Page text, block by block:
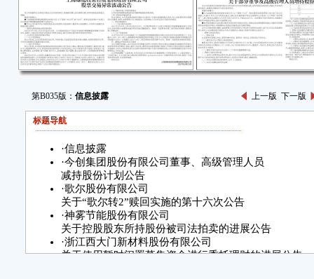
第B035版： 信息披露 上一版 下一版
标题导航
·信息披露
·今创集团股份有限公司董事、高级管理人员
减持股份计划公告
·歌尔股份有限公司
关于“歌尔转2”赎回实施的第十六次公告
·神雾节能股份有限公司
关于控股股东所持股份被司法拍卖的进展公告
·浙江西大门新材料股份有限公司
关于使用暂时闲置募集资金进行委托理财的进展公告